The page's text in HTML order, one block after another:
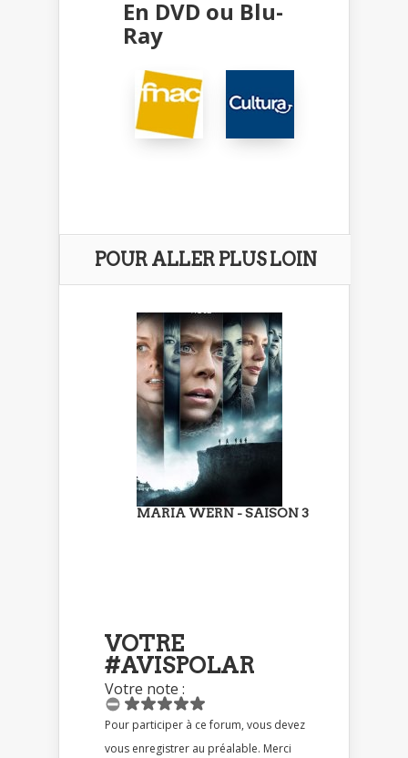
En DVD ou Blu-
Ray
POUR ALLER PLUS LOIN
MARIA WERN - SAISON 3
VOTRE
#AVISPOLAR
Votre note :
Pour participer à ce forum, vous devez
vous enregistrer au préalable. Merci